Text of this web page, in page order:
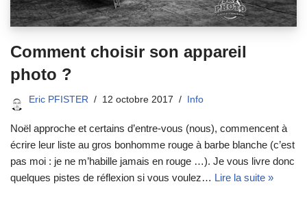
Comment choisir son appareil
photo ?
Eric PFISTER 12 octobre 2017 Info
Noël approche et certains d’entre-vous (nous), commencent à
écrire leur liste au gros bonhomme rouge à barbe blanche (c’est
pas moi : je ne m’habille jamais en rouge …). Je vous livre donc
quelques pistes de réflexion si vous voulez… Lire la suite »